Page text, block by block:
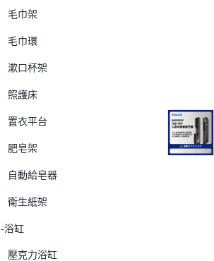
毛巾架
毛巾環
漱口杯架
照護床
置衣平台
肥皂架
自動給皂器
衛生紙架
-浴缸
壓克力浴缸